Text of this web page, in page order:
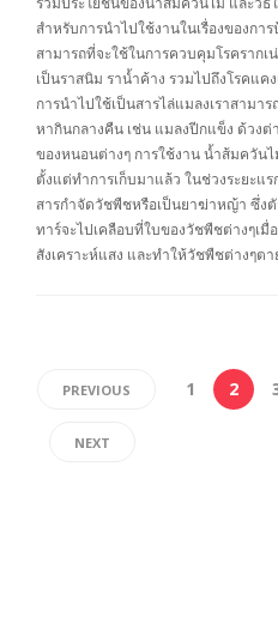
สำหรับการนำไปใช้งานในเรื่องของกา
สามารถที่จะใช้ในการควบคุมโรครากเ
เป็นราสนิม ราน้ำค้าง รวมไปถึงโรคแค
การนำไปใช้เป็นสารไล่แมลงเราสามา
หากินกลางคืน เช่น แมลงปีกแข็ง ด้วงต่
ของหนอนต่างๆ การใช้งาน น้ำส้มควัน
ตั้งแต่ทำการเก็บมาแล้ว ในช่วงระยะแร
สารกำจัดวัชพืชหรือเป็นยาฆ่าหญ้า ซึ่ง
ทาร์จะไปเคลือบที่ใบของวัชพืชต่างๆเ
สังเคราะห์แสง และทำให้วัชพืชต่างๆต
PREVIOUS 1 2
NEXT